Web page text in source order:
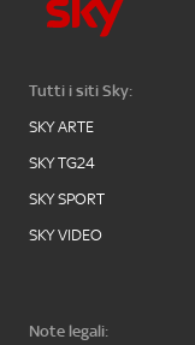
Tutti i siti Sky:
SKY ARTE
SKY TG24
SKY SPORT
SKY VIDEO
Note legali: